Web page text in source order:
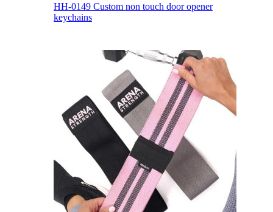
HH-0149 Custom non touch door opener
keychains